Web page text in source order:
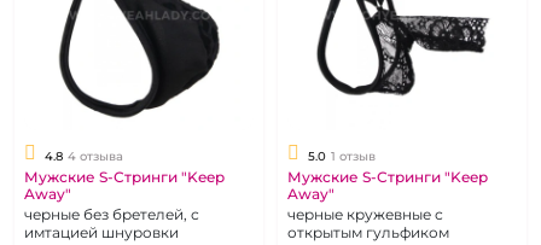
4.8 4 отзыва
Мужские S-Стринги "Keep
Away"
черные без бретелей, с
имтацией шнуровки
5.0 1 отзыв
Мужские S-Стринги "Keep
Away"
черные кружевные с
открытым гульфиком